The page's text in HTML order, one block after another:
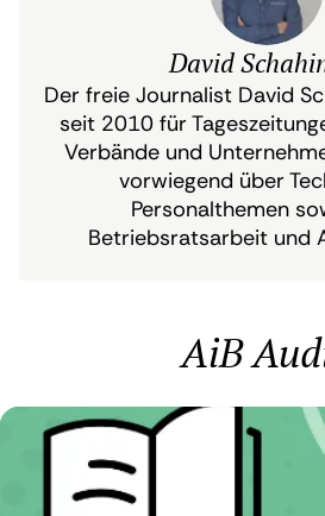
David
Der freie Journalist David
seit 2010 für
Verbände und
vorwiegend über
Personalthemen
Betriebsratsarbeit und
AiB